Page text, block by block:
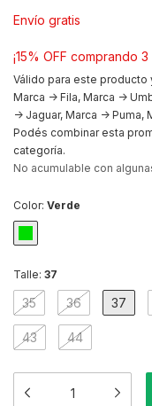
Envío gratis
¡15% OFF comprando 3
Válido para este producto
Marca -> Fila, Marca ->
-> Jaguar, Marca -> Puma,
Podés combinar esta
categoría.
No acumulable con
Color: Verde
Talle: 37
35 36 37
43 44